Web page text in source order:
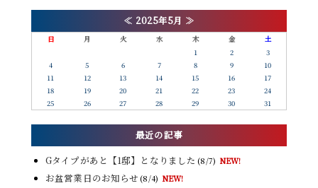
≪ 2025年5月 ≫
日 月 火 水 木 金
土
1
2
3
4
5 6 7 8 9
10
11
12 13 14 15 16
17
18
19 20 21 22 23
24
25
26 27 28 29 30 31
最近の記事
Gタイプがあと【1邸】となりました (8/7) NEW!
お盆営業日のお知らせ (8/4) NEW!